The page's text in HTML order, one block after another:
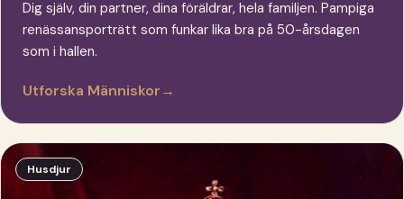
Dig själv, din partner, dina föräldrar, hela familjen. Pampiga
renässansporträtt som funkar lika bra på 50-årsdagen
som i hallen.
Utforska Människor→
Husdjur